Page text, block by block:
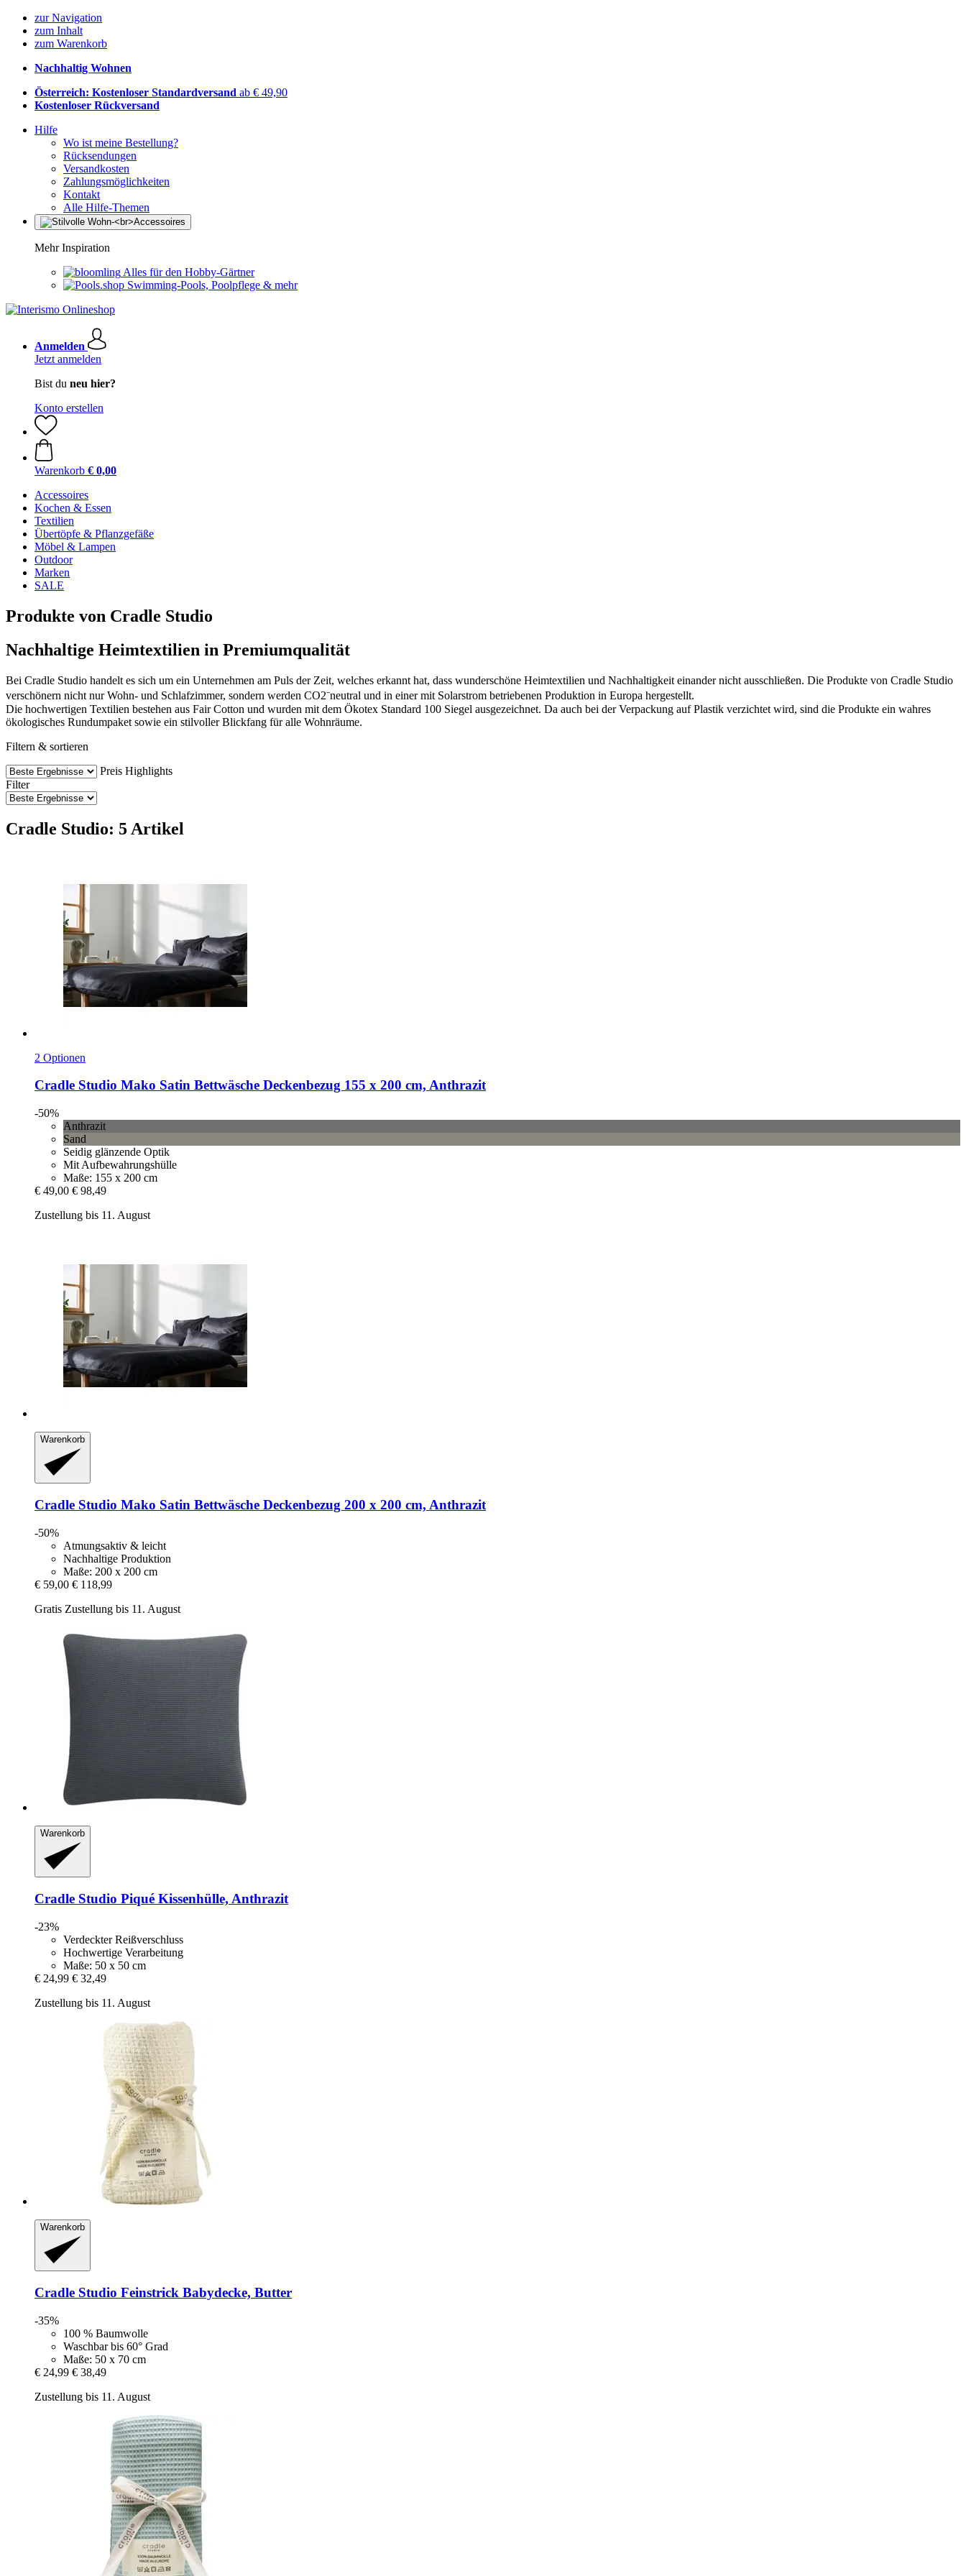
zur Navigation
zum Inhalt
zum Warenkorb
Nachhaltig Wohnen
Österreich: Kostenloser Standardversand ab € 49,90
Kostenloser Rückversand
Hilfe
Wo ist meine Bestellung?
Rücksendungen
Versandkosten
Zahlungsmöglichkeiten
Kontakt
Alle Hilfe-Themen
Mehr Inspiration
Alles für den Hobby-Gärtner
Swimming-Pools, Poolpflege & mehr
Anmelden
Jetzt anmelden
Bist du neu hier?
Konto erstellen
Warenkorb € 0,00
Accessoires
Kochen & Essen
Textilien
Übertöpfe & Pflanzgefäße
Möbel & Lampen
Outdoor
Marken
SALE
Produkte von Cradle Studio
Nachhaltige Heimtextilien in Premiumqualität
Bei Cradle Studio handelt es sich um ein Unternehmen am Puls der Zeit, welches erkannt hat, dass wunderschöne Heimtextilien und Nachhaltigkeit einander nicht ausschließen. Die Produkte von Cradle Studio
verschönern nicht nur Wohn- und Schlafzimmer, sondern werden CO2⁻neutral und in einer mit Solarstrom betriebenen Produktion in Europa hergestellt.
Die hochwertigen Textilien bestehen aus Fair Cotton und wurden mit dem Ökotex Standard 100 Siegel ausgezeichnet. Da auch bei der Verpackung auf Plastik verzichtet wird, sind die Produkte ein wahres
ökologisches Rundumpaket sowie ein stilvoller Blickfang für alle Wohnräume.
Filtern & sortieren
Preis Highlights
Filter
Cradle Studio: 5 Artikel
2 Optionen
Cradle Studio Mako Satin Bettwäsche Deckenbezug 155 x 200 cm, Anthrazit
-50%
Anthrazit
Sand
Seidig glänzende Optik
Mit Aufbewahrungshülle
Maße: 155 x 200 cm
€ 49,00 € 98,49
Zustellung bis 11. August
Warenkorb
Cradle Studio Mako Satin Bettwäsche Deckenbezug 200 x 200 cm, Anthrazit
-50%
Atmungsaktiv & leicht
Nachhaltige Produktion
Maße: 200 x 200 cm
€ 59,00 € 118,99
Gratis Zustellung bis 11. August
Warenkorb
Cradle Studio Piqué Kissenhülle, Anthrazit
-23%
Verdeckter Reißverschluss
Hochwertige Verarbeitung
Maße: 50 x 50 cm
€ 24,99 € 32,49
Zustellung bis 11. August
Warenkorb
Cradle Studio Feinstrick Babydecke, Butter
-35%
100 % Baumwolle
Waschbar bis 60° Grad
Maße: 50 x 70 cm
€ 24,99 € 38,49
Zustellung bis 11. August